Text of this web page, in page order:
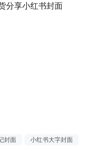
分享小红书封面
封面 小红书大字封面